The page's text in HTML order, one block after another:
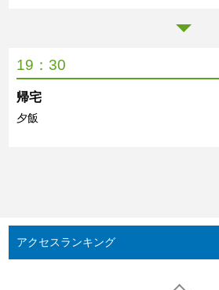
19：30
帰宅
夕飯
アクセスランキング